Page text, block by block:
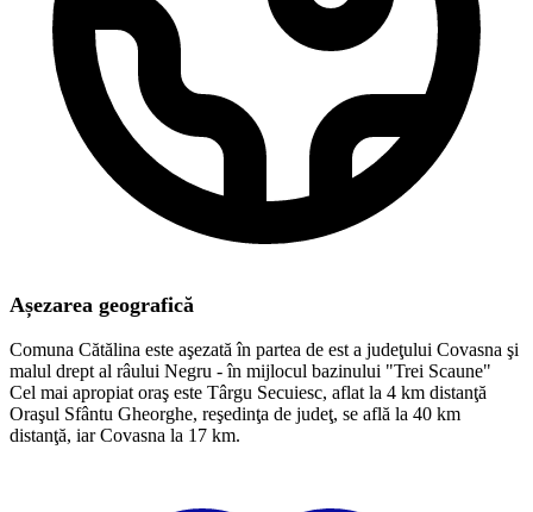
Așezarea geografică
Comuna Cătălina este aşezată în partea de est a judeţului Covasna şi
malul drept al râului Negru - în mijlocul bazinului "Trei Scaune"
Cel mai apropiat oraş este Târgu Secuiesc, aflat la 4 km distanţă
Oraşul Sfântu Gheorghe, reşedinţa de judeţ, se află la 40 km
distanţă, iar Covasna la 17 km.